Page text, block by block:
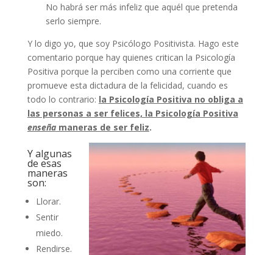
No habrá ser más infeliz que aquél que pretenda
serlo siempre.
Y lo digo yo, que soy Psicólogo Positivista. Hago este
comentario porque hay quienes critican la Psicología
Positiva porque la perciben como una corriente que
promueve esta dictadura de la felicidad, cuando es
todo lo contrario: la Psicología Positiva no obliga a
las personas a ser felices, la Psicología Positiva
enseñamaneras de ser feliz.
Y algunas
de esas
maneras
son:
Llorar.
Sentir
miedo.
Rendirse.